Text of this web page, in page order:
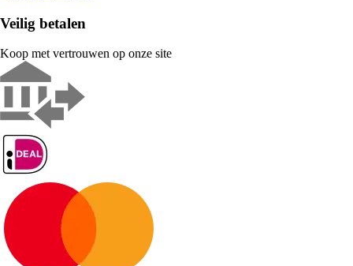
Veilig betalen
Koop met vertrouwen op onze site